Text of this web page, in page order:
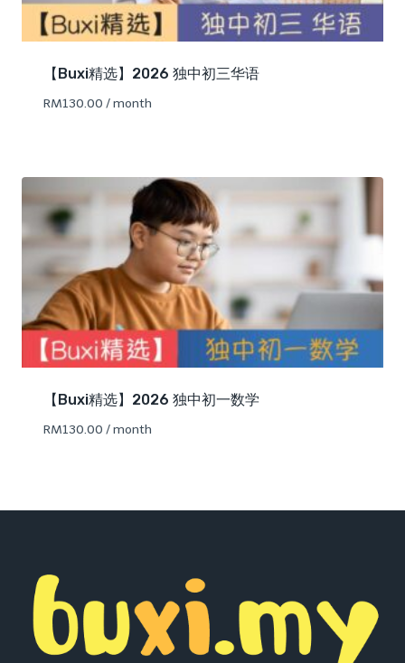
【Buxi精选】2026 独中初三华语
RM130.00 / month
【Buxi精选】2026 独中初一数学
RM130.00 / month